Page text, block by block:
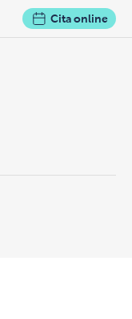
Cita online